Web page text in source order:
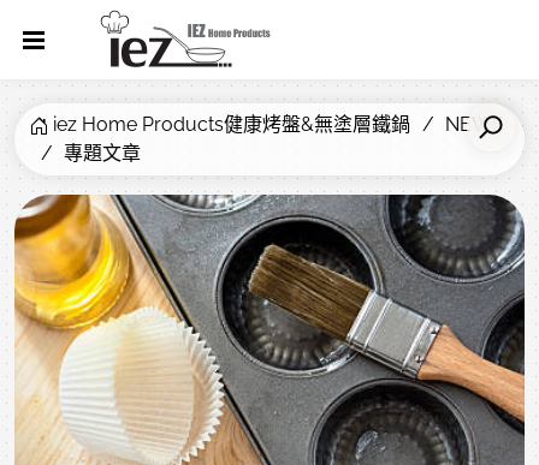
iez Home Products健康烤盤&無塗層鐵鍋
NEWS
專題文章